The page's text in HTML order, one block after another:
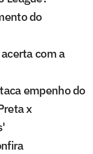
do
com a
empenho do
x